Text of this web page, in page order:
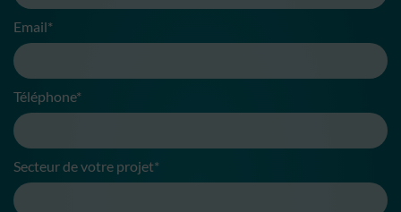
Email*
Téléphone*
Secteur de votre projet*